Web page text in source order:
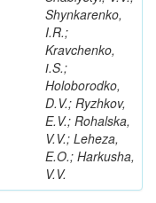
Shynkarenko,
I.R.;
Kravchenko,
І.S.;
Holoborodko,
D.V.; Ryzhkov,
E.V.; Rohalska,
V.V.; Leheza,
E.O.; Harkusha,
V.V.